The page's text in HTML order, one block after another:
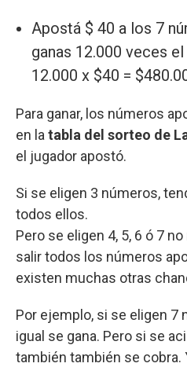
Apostá $ 40 a los 7
ganas 12.000 veces
12.000 x $40 =
Para ganar, los números
en la tabla del sorteo de
el jugador apostó.
Si se eligen 3 números,
todos ellos.
Pero se eligen 4, 5, 6 ó 7
salir todos los números
existen muchas otras
Por ejemplo, si se eligen 7
igual se gana. Pero si se
también también se cobra.